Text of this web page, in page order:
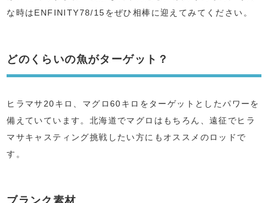
な時はENFINITY78/15をぜひ相棒に迎えてみてください。
どのくらいの魚がターゲット？
ヒラマサ20キロ、マグロ60キロをターゲットとしたパワーを
備えていています。北海道でマグロはもちろん、遠征でヒラ
マサキャスティング挑戦したい方にもオススメのロッドで
す。
ブランク素材